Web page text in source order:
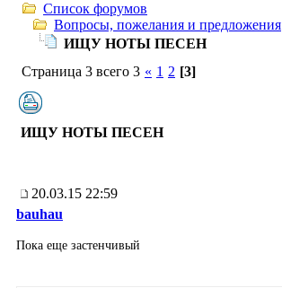
Список форумов
Вопросы, пожелания и предложения
ИЩУ НОТЫ ПЕСЕН
Страница 3 всего 3 « 1 2 [3]
ИЩУ НОТЫ ПЕСЕН
20.03.15 22:59
bauhau
Пока еще застенчивый